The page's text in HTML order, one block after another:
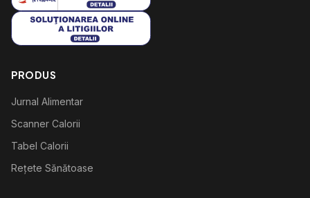
PRODUS
Jurnal Alimentar
Scanner Calorii
Tabel Calorii
Rețete Sănătoase